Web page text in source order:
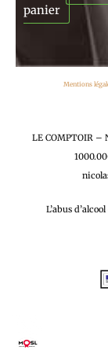
panier
Mentions
LE COMPTOIR –
L’abus